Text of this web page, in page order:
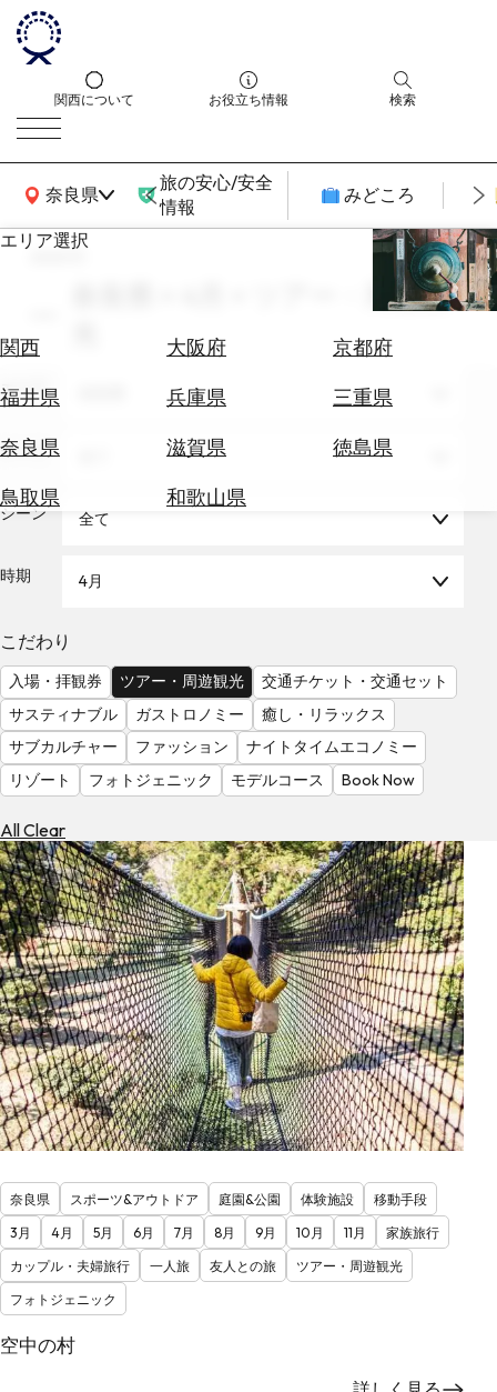
関西について お役立ち情報 検索
奈良県
関西広域MAP
旅の安心/安全
情報
みどころ
エリア選択
関西 大阪府
京都府
福井県
兵庫県
三重県
奈良県
滋賀県
徳島県
鳥取県
和歌山県
エ
券
テ
を
る
気
を
見
る
search
奈良県 × 4月 × ツアー・周遊観
エリア
テーマ
シーン 全て
時期 4月
こだわり
入場・拝観券 ツアー・周遊観光
交通チケット・交通セット
サスティナブル
ガストロノミー
癒し・リラックス
サブカルチャー
ファッション
ナイトタイムエコノミー
リゾート
フォトジェニック モデルコース Book Now
All Clear
奈良県 スポーツ&アウトドア 庭園&公園 体験施設
移動手段
3月
4月 5月 6月 7月 8月 9月 10月 11月
家族旅行
カップル・夫婦旅行
一人旅 友人との旅
ツアー・周遊観光
フォトジェニック
空中の村